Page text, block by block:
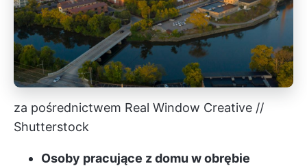
za pośrednictwem Real Window Creative //
Shutterstock
Osoby pracujące z domu w obrębie